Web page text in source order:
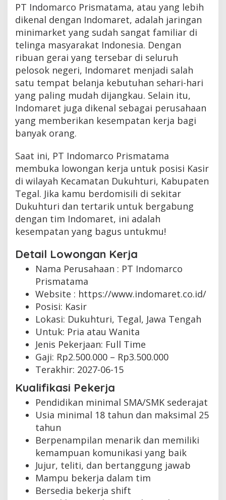
PT Indomarco Prismatama, atau yang lebih
dikenal dengan Indomaret, adalah jaringan
minimarket yang sudah sangat familiar di
telinga masyarakat Indonesia. Dengan
ribuan gerai yang tersebar di seluruh
pelosok negeri, Indomaret menjadi salah
satu tempat belanja kebutuhan sehari-hari
yang paling mudah dijangkau. Selain itu,
Indomaret juga dikenal sebagai perusahaan
yang memberikan kesempatan kerja bagi
banyak orang.
Saat ini, PT Indomarco Prismatama
membuka lowongan kerja untuk posisi Kasir
di wilayah Kecamatan Dukuhturi, Kabupaten
Tegal. Jika kamu berdomisili di sekitar
Dukuhturi dan tertarik untuk bergabung
dengan tim Indomaret, ini adalah
kesempatan yang bagus untukmu!
Detail Lowongan Kerja
Nama Perusahaan : PT Indomarco
Prismatama
Website : https://www.indomaret.co.id/
Posisi: Kasir
Lokasi: Dukuhturi, Tegal, Jawa Tengah
Untuk: Pria atau Wanita
Jenis Pekerjaan: Full Time
Gaji: Rp2.500.000 – Rp3.500.000
Terakhir: 2027-06-15
Kualifikasi Pekerja
Pendidikan minimal SMA/SMK sederajat
Usia minimal 18 tahun dan maksimal 25
tahun
Berpenampilan menarik dan memiliki
kemampuan komunikasi yang baik
Jujur, teliti, dan bertanggung jawab
Mampu bekerja dalam tim
Bersedia bekerja shift